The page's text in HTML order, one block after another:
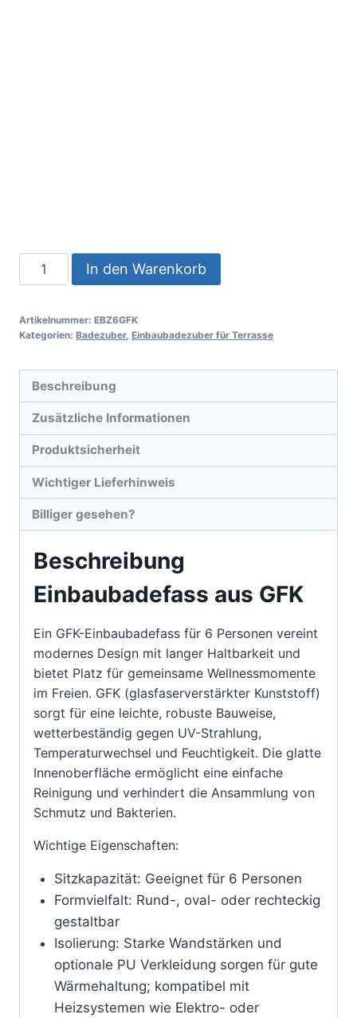
In den Warenkorb
Artikelnummer: EBZ6GFK
Kategorien: Badezuber, Einbaubadezuber für Terrasse
Beschreibung
Zusätzliche Informationen
Produktsicherheit
Wichtiger Lieferhinweis
Billiger gesehen?
Beschreibung
Einbaubadefass aus GFK
Ein GFK-Einbaubadefass für 6 Personen vereint
modernes Design mit langer Haltbarkeit und
bietet Platz für gemeinsame Wellnessmomente
im Freien. GFK (glasfaserverstärkter Kunststoff)
sorgt für eine leichte, robuste Bauweise,
wetterbeständig gegen UV-Strahlung,
Temperaturwechsel und Feuchtigkeit. Die glatte
Innenoberfläche ermöglicht eine einfache
Reinigung und verhindert die Ansammlung von
Schmutz und Bakterien.
Wichtige Eigenschaften:
Sitzkapazität: Geeignet für 6 Personen
Formvielfalt: Rund-, oval- oder rechteckig
gestaltbar
Isolierung: Starke Wandstärken und
optionale PU Verkleidung sorgen für gute
Wärmehaltung; kompatibel mit
Heizsystemen wie Elektro- oder